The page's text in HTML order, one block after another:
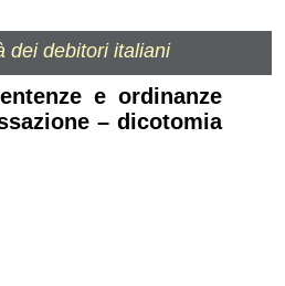
dei debitori italiani
e ordinanze
– dicotomia